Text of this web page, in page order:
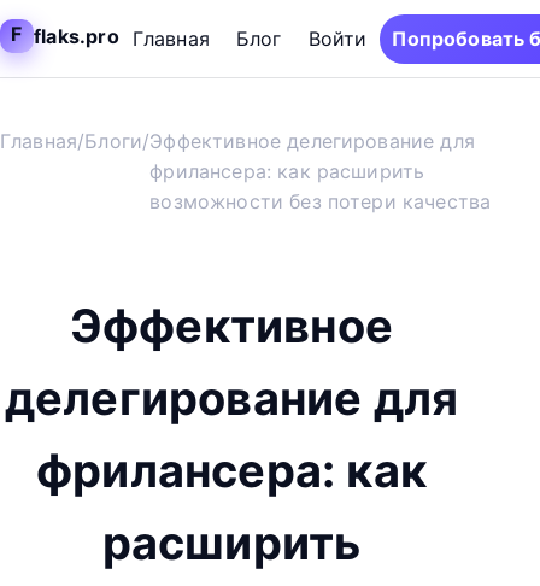
F flaks.pro Главная Блог Войти Попробовать
Главная/Блоги/Эффективное делегирование для
фрилансера: как расширить
возможности без потери качества
Эффективное
делегирование для
фрилансера: как
расширить